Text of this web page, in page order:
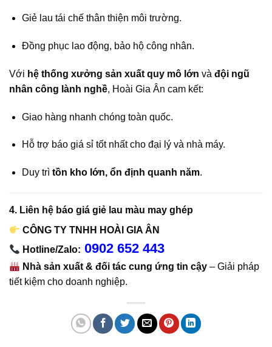
Giẻ lau tái chế thân thiện môi trường.
Đồng phục lao động, bảo hộ công nhân.
Với hệ thống xưởng sản xuất quy mô lớn và đội ngũ
nhân công lành nghề, Hoài Gia Ân cam kết:
Giao hàng nhanh chóng toàn quốc.
Hỗ trợ báo giá sỉ tốt nhất cho đại lý và nhà máy.
Duy trì tồn kho lớn, ổn định quanh năm.
4. Liên hệ báo giá giẻ lau màu may ghép
CÔNG TY TNHH HOÀI GIA ÂN
Hotline/Zalo: 0902 652 443
Nhà sản xuất & đối tác cung ứng tin cậy – Giải pháp
tiết kiệm cho doanh nghiệp.